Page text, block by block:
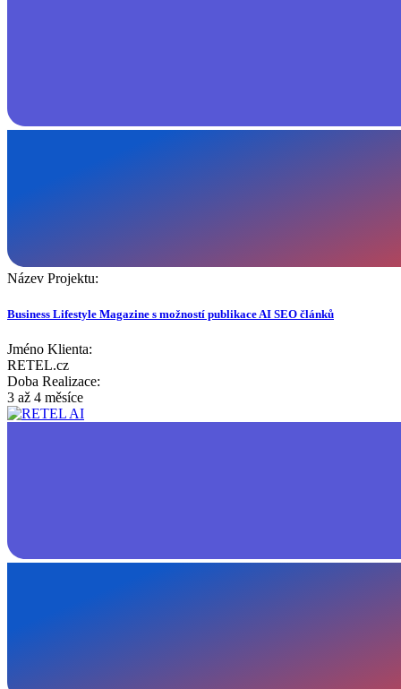
Název Projektu:
Business Lifestyle Magazine s možností publikace AI SEO článků
Jméno Klienta:
RETEL.cz
Doba Realizace:
3 až 4 měsíce